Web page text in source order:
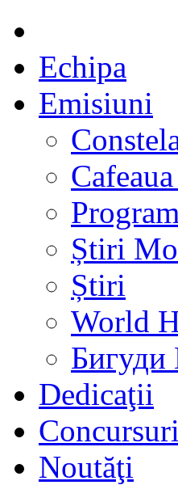
Echipa
Emisiuni
Știri
Știri
World
Dedicaţii
Concursuri
Noutăţi